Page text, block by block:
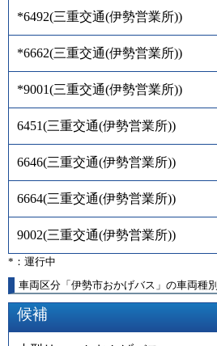
*6492(三重交通(伊勢営業所))
*6662(三重交通(伊勢営業所))
*9001(三重交通(伊勢営業所))
6451(三重交通(伊勢営業所))
6646(三重交通(伊勢営業所))
6664(三重交通(伊勢営業所))
9002(三重交通(伊勢営業所))
*：運行中
車両区分「伊勢市おかげバス」の車両種別
候補